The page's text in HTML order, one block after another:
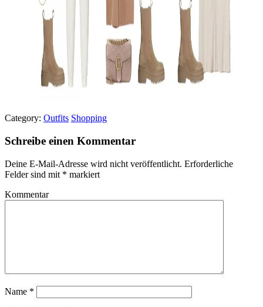
Category: Outfits Shopping
Schreibe einen Kommentar
Deine E-Mail-Adresse wird nicht veröffentlicht. Erforderliche
Felder sind mit * markiert
Kommentar
Name *